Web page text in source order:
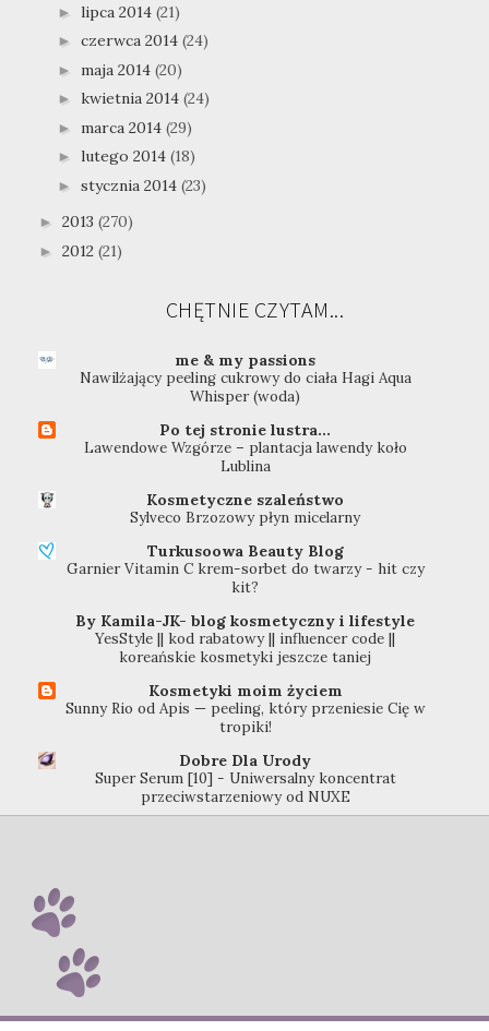
► lipca 2014 (21)
► czerwca 2014 (24)
► maja 2014 (20)
► kwietnia 2014 (24)
► marca 2014 (29)
► lutego 2014 (18)
► stycznia 2014 (23)
► 2013 (270)
► 2012 (21)
CHĘTNIE CZYTAM...
me & my passions
Nawilżający peeling cukrowy do ciała Hagi Aqua
Whisper (woda)
Po tej stronie lustra...
Lawendowe Wzgórze – plantacja lawendy koło
Lublina
Kosmetyczne szaleństwo
Sylveco Brzozowy płyn micelarny
Turkusoowa Beauty Blog
Garnier Vitamin C krem-sorbet do twarzy - hit czy
kit?
By Kamila-JK- blog kosmetyczny i lifestyle
YesStyle || kod rabatowy || influencer code ||
koreańskie kosmetyki jeszcze taniej
Kosmetyki moim życiem
Sunny Rio od Apis — peeling, który przeniesie Cię w
tropiki!
Dobre Dla Urody
Super Serum [10] - Uniwersalny koncentrat
przeciwstarzeniowy od NUXE